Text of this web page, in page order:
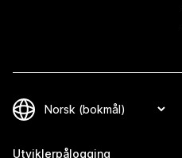
Utviklerpålogging